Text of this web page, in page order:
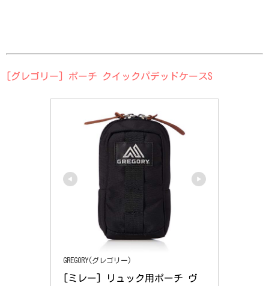
[グレゴリー] ポーチ クイックパデッドケースS
GREGORY(グレゴリー)
[ミレー] リュック用ポーチ ヴ